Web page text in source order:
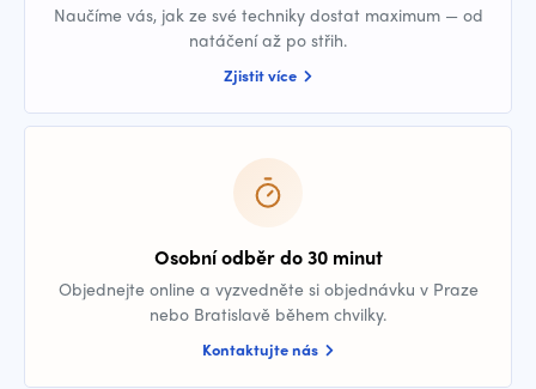
Naučíme vás, jak ze své techniky dostat maximum — od
natáčení až po střih.
Zjistit více
Osobní odběr do 30 minut
Objednejte online a vyzvedněte si objednávku v Praze
nebo Bratislavě během chvilky.
Kontaktujte nás